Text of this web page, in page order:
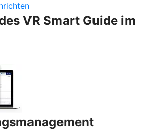
VR Smart Guide im